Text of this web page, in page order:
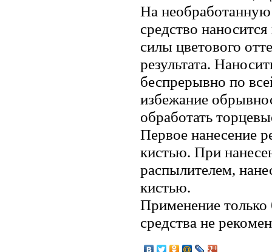
На
средство
силы цветового
результата.
беспрерывно по
избежание
обработать
Первое нанесение
кистью. При
распылителем,
кистью.
Применение только
средства не